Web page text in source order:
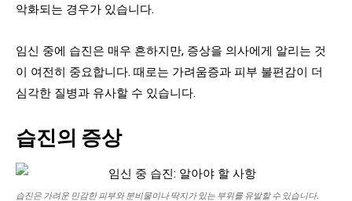
악화되는 경우가 있습니다.
임신 중에 습진은 매우 흔하지만, 증상을 의사에게 알리는 것
이 여전히 중요합니다. 때로는 가려움증과 피부 불편감이 더
심각한 질병과 유사할 수 있습니다.
습진의 증상
습진은 가려운 민감한 피부와 분비물이나 딱지가 있는 부위를 유발할 수 있습니다.